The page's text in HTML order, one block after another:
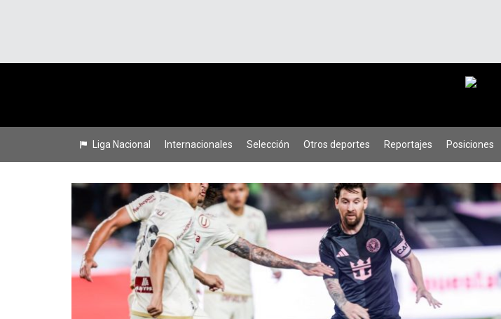
Liga Nacional Internacionales Selección Otros deportes Reportajes Posiciones